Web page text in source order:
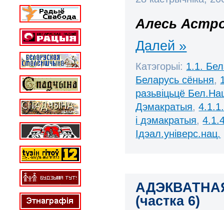
Алесь
Далей »
Катэгорыі: 1.1.
Беларусь сёньня,
разьвіцьцё
Дэмакратыя,
і дэмакратыя,
Ідэал.універс.нац.
(частка 6)